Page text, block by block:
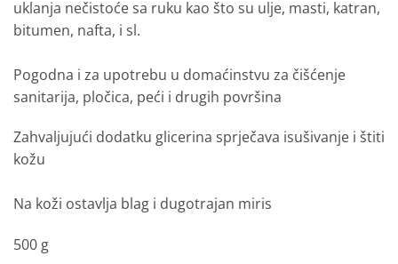
uklanja nečistoće sa ruku kao što su ulje, masti, katran,
bitumen, nafta, i sl.
Pogodna i za upotrebu u domaćinstvu za čišćenje
sanitarija, pločica, peći i drugih površina
Zahvaljujući dodatku glicerina sprječava isušivanje i štiti
kožu
Na koži ostavlja blag i dugotrajan miris
500 g